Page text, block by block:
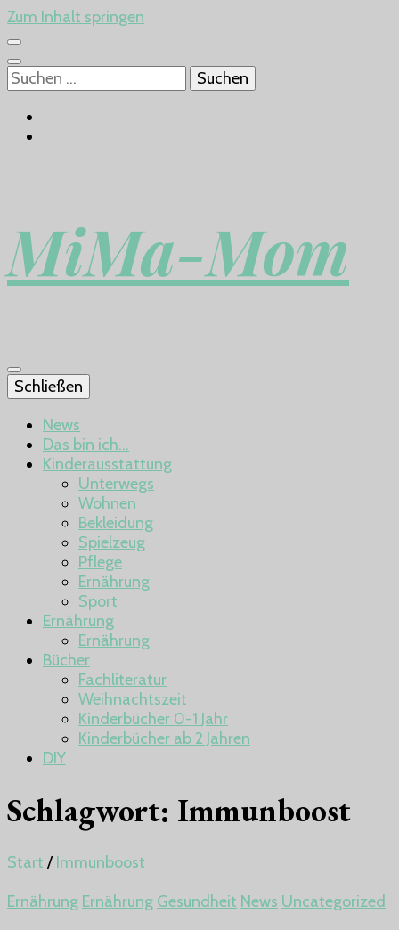
Zum Inhalt springen
Suchen
nach:
MiMa-Mom
Schließen
News
Das bin ich…
Kinderausstattung
Unterwegs
Wohnen
Bekleidung
Spielzeug
Pflege
Ernährung
Sport
Ernährung
Ernährung
Bücher
Fachliteratur
Weihnachtszeit
Kinderbücher 0-1 Jahr
Kinderbücher ab 2 Jahren
DIY
Schlagwort: Immunboost
Start / Immunboost
Ernährung Ernährung Gesundheit News Uncategorized